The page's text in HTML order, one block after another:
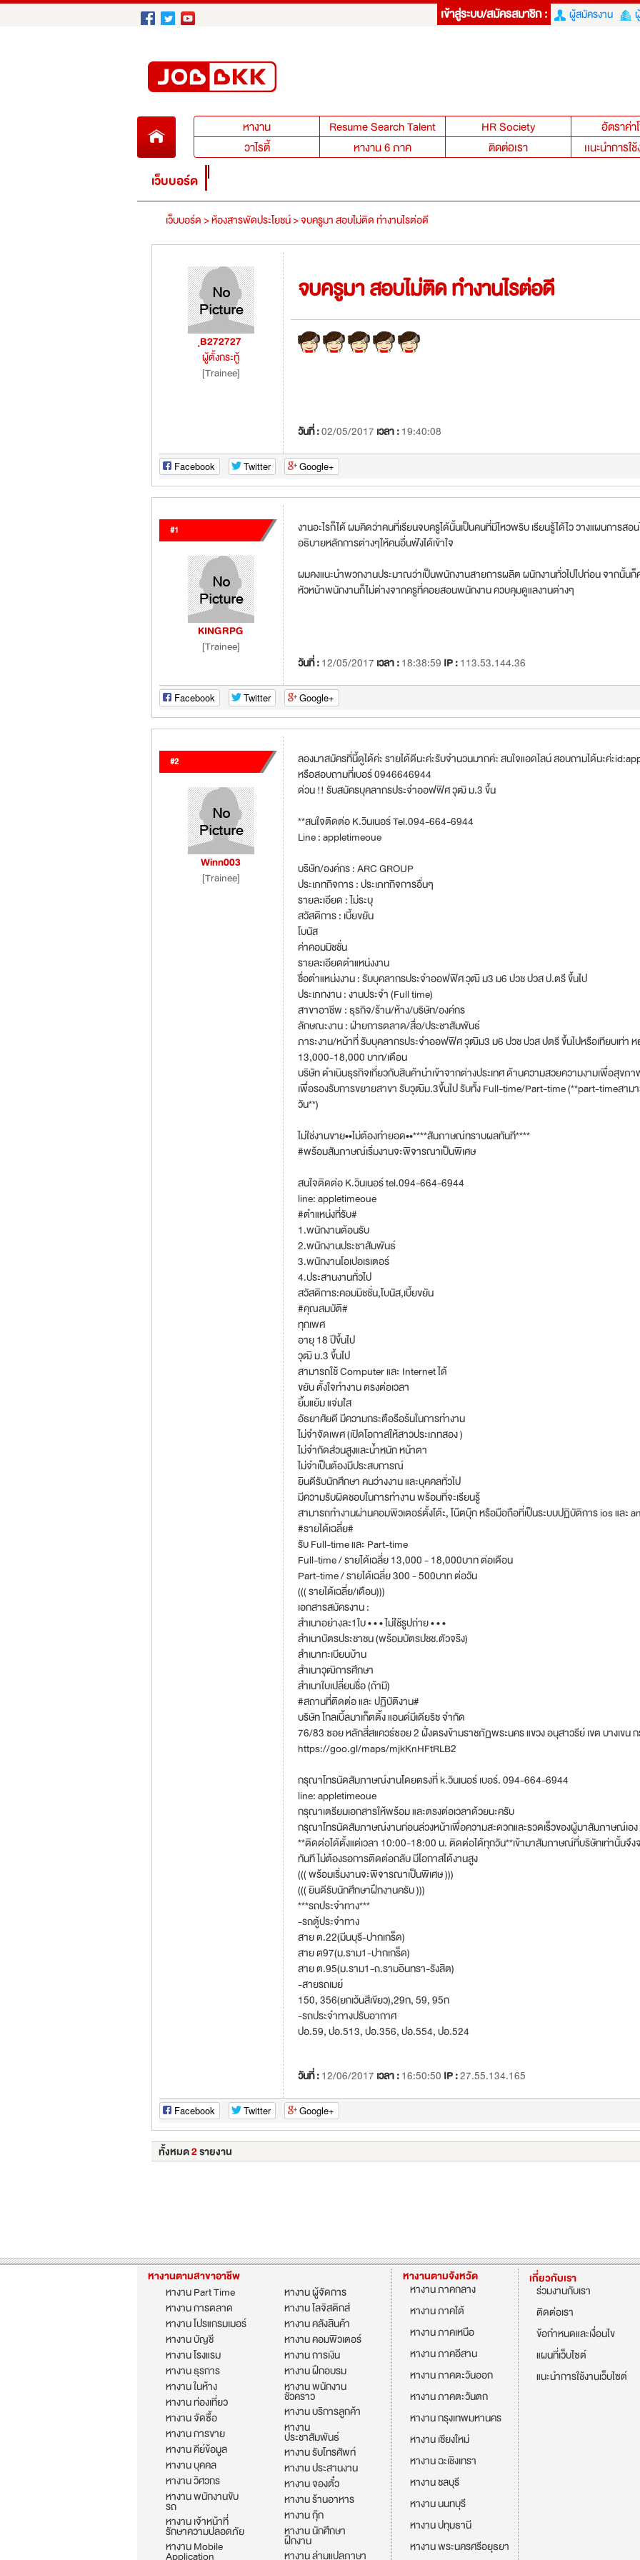
เข้าสู่ระบบ/สมัครสมาชิก : ผู้สมัครงาน
หางาน Resume Search Talent HR Society อัตราค่
วาไรตี้
หางาน 6 ภาค ติดต่อเรา เเนะนำการใ
เว็บบอร์ด
เว็บบอร์ด >ห้องสารพัดประโยชน์ >จบครูมา สอบไม่ติด ทำงานไรต่อดี
ฺB272727
ผู้ตั้งกระทู้
[Trainee]
จบครูมา สอบไม่ติด ทำงานไรต่อดี
วันที่ :02/05/2017 เวลา :19:40:08
Facebook Twitter Google+
#1
KINGRPG
[Trainee]
งานอะไรก็ได้ ผมคิดว่าคนที่เรียนจบครูได้นั้นเป็นคนที่มีไหวพริบ เรียนรู้ได้ไว วางแผนการส
อธิบายหลักการต่างๆให้คนอื่นฟังได้เข้าใจ
ผมคงแนะนำพวกงานประมาณว่าเป็นพนักงานสายการผลิต ผนักงานทั่วไปไปก่อน จากนั้น
หัวหน้าพนักงานก็ไม่ต่างจากครูที่คอยสอนพนักงาน ควบคุมดูแลงานต่างๆ
วันที่ :12/05/2017 เวลา :18:38:59 IP :113.53.144.36
Facebook Twitter Google+
#2
Winn003
[Trainee]
ลองมาสมัครที่นี้ดูได้ค่ะ รายได้ดีนะค่ะรับจำนวนมากค่ะ สนใจแอดไลน์ สอบถามได้นะค่ะ
หรือสอบถามที่เบอร์ 0946646944
ด่วน !! รับสมัครบุคลากรประจำออฟฟิศ วุฒิ ม.3 ขึ้น
**สนใจติดต่อ K.วินเนอร์ Tel.094-664-6944
Line : appletimeoue
บริษัท/องค์กร : ARC GROUP
ประเภทกิจการ : ประเภทกิจการอื่นๆ
รายละเอียด : ไม่ระบุ
สวัสดิการ : เบี้ยขยัน
โบนัส
ค่าคอมมิชชั่น
รายละเอียดตำแหน่งงาน
ชื่อตำแหน่งงาน : รับบุคลากรประจำออฟฟิศ วุฒิ ม3 ม6 ปวช ปวส ป.ตรี ขึ้นไป
ประเภทงาน : งานประจำ (Full time)
สาขาอาชีพ : ธุรกิจ/ร้าน/ห้าง/บริษัท/องค์กร
ลักษณะงาน : ฝ่ายการตลาด/สื่อ/ประชาสัมพันธ์
ภาระงาน/หน้าที่ รับบุคลากรประจำออฟฟิศ วุฒิม3 ม6 ปวช ปวส ปตรี ขึ้นไปหรือเทียบเท่า
13,000-18,000 บาท/เดือน
บริษัท ดำเนินธุรกิจเกี่ยวกับสินค้านำเข้าจากต่างประเทศ ด้านความสวยความงามเพื่อสุข
เพื่อรองรับการขยายสาขา รับวุฒิม.3ขึ้นไป รับทั้ง Full-time/Part-time (**part-timeสาม
วัน**)
ไม่ใช่งานขาย••ไม่ต้องทำยอด••****สัมภาษณ์ทราบผลทันที****
#พร้อมสัมภาษณ์เริ่มงานจะพิจารณาเป็นพิเศษ
สนใจติดต่อ K.วินเนอร์ tel.094-664-6944
line: appletimeoue
#ตำแหน่งที่รับ#
1.พนักงานต้อนรับ
2.พนักงานประชาสัมพันธ์
3.พนักงานโอเปอเรเตอร์
4.ประสานงานทั่วไป
สวัสดิการ:คอมมิชชั่น,โบนัส,เบี้ยขยัน
#คุณสมบัติ#
ทุกเพศ
อายุ 18 ปีขึ้นไป
วุฒิ ม.3 ขึ้นไป
สามารถใช้ Computer และ Internet ได้
ขยัน ตั้งใจทำงาน ตรงต่อเวลา
ยิ้มแย้ม แจ่มใส
อัธยาศัยดี มีความกระตือรือร้นในการทำงาน
ไม่จำจัดเพศ (เปิดโอกาสให้สาวประเภทสอง )
ไม่จำกัดส่วนสูงและน้ำหนัก หน้าตา
ไม่จำเป็นต้องมีประสบการณ์
ยินดีรับนักศึกษา คนว่างงาน และบุคคลทั่วไป
มีความรับผิดชอบในการทำงาน พร้อมที่จะเรียนรู้
สามารถทำงานผ่านคอมพิวเตอร์ตั้งโต๊ะ, โน๊ตบุ๊ก หรือมือถือที่เป็นระบบปฏิบัติการ ios และ
#รายได้เฉลี่ย#
รับ Full-time และ Part-time
Full-time / รายได้เฉลี่ย 13,000 - 18,000บาท ต่อเดือน
Part-time / รายได้เฉลี่ย 300 - 500บาท ต่อวัน
((( รายได้เฉลี่ย/เดือน)))
เอกสารสมัครงาน :
สำเนาอย่างละ1ใบ • • • ไม่ใช้รูปถ่าย • • •
สำเนาบัตรประชาชน (พร้อมบัตรปชช.ตัวจริง)
สำเนาทะเบียนบ้าน
สำเนาวุฒิการศึกษา
สำเนาใบเปลี่ยนชื่อ (ถ้ามี)
#สถานที่ติดต่อ และ ปฏิบัติงาน#
บริษัท โกลเบิ้ลมาเก็ตติ้ง แอนด์มีเดียริช จำกัด
76/83 ซอย หลักสี่สแควร์ซอย 2 ฝั่งตรงข้ามราชภัฏพระนคร แขวง อนุสาวรีย์ เขต บางเขน
https://goo.gl/maps/mjkKnHFtRLB2
กรุณาโทรนัดสัมภาษณ์งานโดยตรงที่ k.วินเนอร์ เบอร์. 094-664-6944
line: appletimeoue
กรุณาเตรียมเอกสารให้พร้อม และตรงต่อเวลาด้วยนะครับ
กรุณาโทรนัดสัมภาษณ์งานก่อนล่วงหน้าเพื่อความสะดวกและรวดเร็วของผู้มาสัมภาษณ์เอง
**ติดต่อได้ตั้งแต่เวลา 10:00-18:00 น. ติดต่อได้ทุกวัน**เข้ามาสัมภาษณ์ที่บริษัทเท่านั้นจึ
ทันที ไม่ต้องรอการติดต่อกลับ มีโอกาสได้งานสูง
((( พร้อมเริ่มงานจะพิจารณาเป็นพิเศษ )))
((( ยินดีรับนักศึกษาฝึกงานครับ )))
***รถประจำทาง***
-รถตู้ประจำทาง
สาย ต.22(มีนบุรี-ปากเกร็ด)
สาย ต97(ม.ราม1-ปากเกร็ด)
สาย ต.95(ม.ราม1-ถ.รามอินทรา-รังสิต)
-สายรถเมย์
150, 356(ยกเว้นสีเขียว),29ก, 59, 95ก
-รถประจำทางปรับอากาศ
ปอ.59, ปอ.513, ปอ.356, ปอ.554, ปอ.524
วันที่ :12/06/2017 เวลา :16:50:50 IP :27.55.134.165
Facebook Twitter Google+
ทั้งหมด2รายงาน
หางานตามสาขาอาชีพ
หางาน Part Time
หางาน การตลาด
หางาน โปรแกรมเมอร์
หางาน บัญชี
หางาน โรงแรม
หางาน ธุรการ
หางาน ในห้าง
หางาน ท่องเที่ยว
หางาน จัดซื้อ
หางาน การขาย
หางาน คีย์ข้อมูล
หางาน บุคคล
หางาน วิศวกร
หางาน พนักงานขับ
รถ
หางาน เจ้าหน้าที่
รักษาความปลอดภัย
หางาน Mobile
Application
หางาน ผู้จัดการ
หางาน โลจิสติกส์
หางาน คลังสินค้า
หางาน คอมพิวเตอร์
หางาน การเงิน
หางาน ฝึกอบรม
หางาน พนักงาน
ชั่วคราว
หางาน บริการลูกค้า
หางาน
ประชาสัมพันธ์
หางาน รับโทรศัพท์
หางาน ประสานงาน
หางาน จองตั๋ว
หางาน ร้านอาหาร
หางาน กุ๊ก
หางาน นักศึกษา
ฝึกงาน
หางาน ล่ามแปลภาษา
หางานตามจังหวัด
หางาน ภาคกลาง
หางาน ภาคใต้
หางาน ภาคเหนือ
หางาน ภาคอีสาน
หางาน ภาคตะวันออก
หางาน ภาคตะวันตก
หางาน กรุงเทพมหานคร
หางาน เชียงใหม่
หางาน ฉะเชิงเทรา
หางาน ชลบุรี
หางาน นนทบุรี
หางาน ปทุมธานี
หางาน พระนครศรีอยุธยา
เกี่ยวกับเรา
ร่วมงานกับเรา
ติดต่อเรา
ข้อกำหนดและเงื่อนไข
แผนที่เว็บไซต์
แนะนำการใช้งานเว็บไซต์